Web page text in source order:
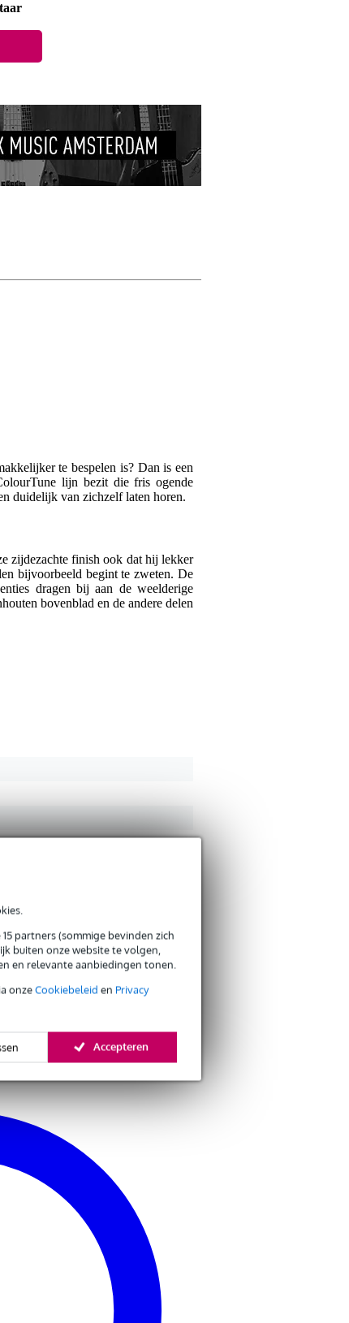
partners (sommige bevinden zich
buiten onze website te volgen,
en relevante aanbiedingen tonen.
onzeCookiebeleid en Privacy
Accepteren
te bespelen is? Dan is een
lijn bezit die fris ogende
duidelijk van zichzelf laten horen.
zijdezachte finish ook dat hij lekker
bijvoorbeeld begint te zweten. De
dragen bij aan de weelderige
bovenblad en de andere delen